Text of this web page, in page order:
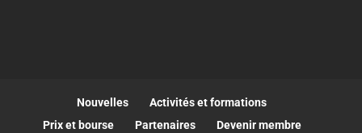
Nouvelles
Activités et formations
Prix et bourse
Partenaires Devenir membre